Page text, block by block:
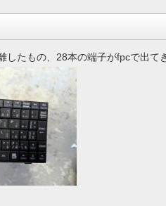
したもの、28本の端子がfpcで出て